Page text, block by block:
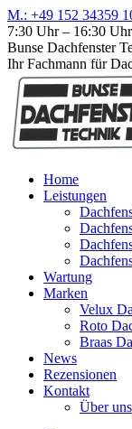
Zum
Inhalt
springen
Facebook
page
opens
in
new
window
M.: +49 152 34359
7:30 Uhr – 16:30 Uhr
Bunse Dachfenster
Ihr Fachmann für
Home
Leistungen
Wartung
Marken
Velux
Roto
Braas
News
Rezensionen
Kontakt
Über uns